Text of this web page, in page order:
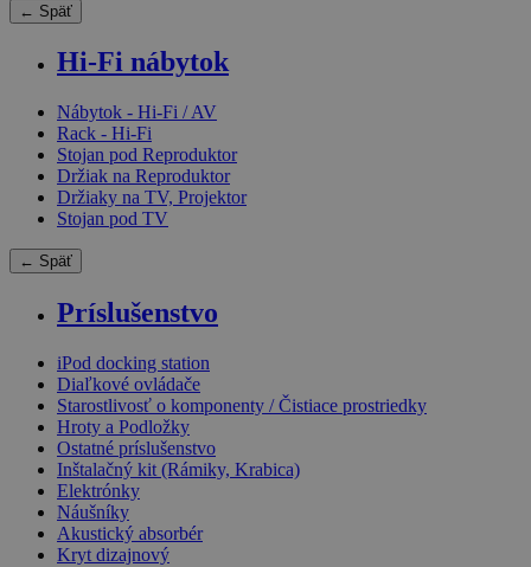
← Späť
Hi-Fi nábytok
Nábytok - Hi-Fi / AV
Rack - Hi-Fi
Stojan pod Reproduktor
Držiak na Reproduktor
Držiaky na TV, Projektor
Stojan pod TV
← Späť
Príslušenstvo
iPod docking station
Diaľkové ovládače
Starostlivosť o komponenty / Čistiace prostriedky
Hroty a Podložky
Ostatné príslušenstvo
Inštalačný kit (Rámiky, Krabica)
Elektrónky
Náušníky
Akustický absorbér
Kryt dizajnový